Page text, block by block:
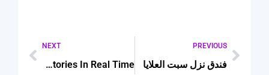
PREVIOUS
فندق نزل سبت العلايا
NEXT
How A Photographer For Events Captures Brand Stories In Real Time